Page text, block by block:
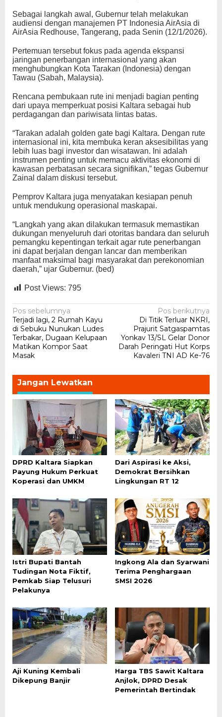
Sebagai langkah awal, Gubernur telah melakukan
audiensi dengan manajemen PT Indonesia AirAsia di
AirAsia Redhouse, Tangerang, pada Senin (12/1/2026).
Pertemuan tersebut fokus pada agenda ekspansi
jaringan penerbangan internasional yang akan
menghubungkan Kota Tarakan (Indonesia) dengan
Tawau (Sabah, Malaysia).
Rencana pembukaan rute ini menjadi bagian penting
dari upaya memperkuat posisi Kaltara sebagai hub
perdagangan dan pariwisata lintas batas.
“Tarakan adalah golden gate bagi Kaltara. Dengan rute
internasional ini, kita membuka keran aksesibilitas yang
lebih luas bagi investor dan wisatawan. Ini adalah
instrumen penting untuk memacu aktivitas ekonomi di
kawasan perbatasan secara signifikan,” tegas Gubernur
Zainal dalam diskusi tersebut.
Pemprov Kaltara juga menyatakan kesiapan penuh
untuk mendukung operasional maskapai.
“Langkah yang akan dilakukan termasuk memastikan
dukungan menyeluruh dari otoritas bandara dan seluruh
pemangku kepentingan terkait agar rute penerbangan
ini dapat berjalan dengan lancar dan memberikan
manfaat maksimal bagi masyarakat dan perekonomian
daerah,” ujar Gubernur. (bed)
Post Views: 795
Navigasi
pos
Pos sebelumnya
Terjadi lagi, 2 Rumah Kayu
di Sebuku Nunukan Ludes
Terbakar, Dugaan Kelupaan
Matikan Kompor Saat
Masak
Pos berikutnya
Di Titik Terluar NKRI,
Prajurit Satgaspamtas
Yonkav 13/SL Gelar Donor
Darah Peringati Hut Korps
Kavaleri TNI AD Ke-76
Jangan Lewatkan
DPRD Kaltara Siapkan
Payung Hukum Perkuat
Koperasi dan UMKM
Dari Aspirasi ke Aksi,
Demokrat Bersihkan
Lingkungan RT 12
Istri Bupati Bantah
Tudingan Nota Fiktif,
Pemkab Siap Telusuri
Pelakunya
Ingkong Ala dan Syarwani
Terima Penghargaan
SMSI 2026
Aji Kuning Kembali
Dikepung Banjir
Harga TBS Sawit Kaltara
Anjlok, DPRD Desak
Pemerintah Bertindak